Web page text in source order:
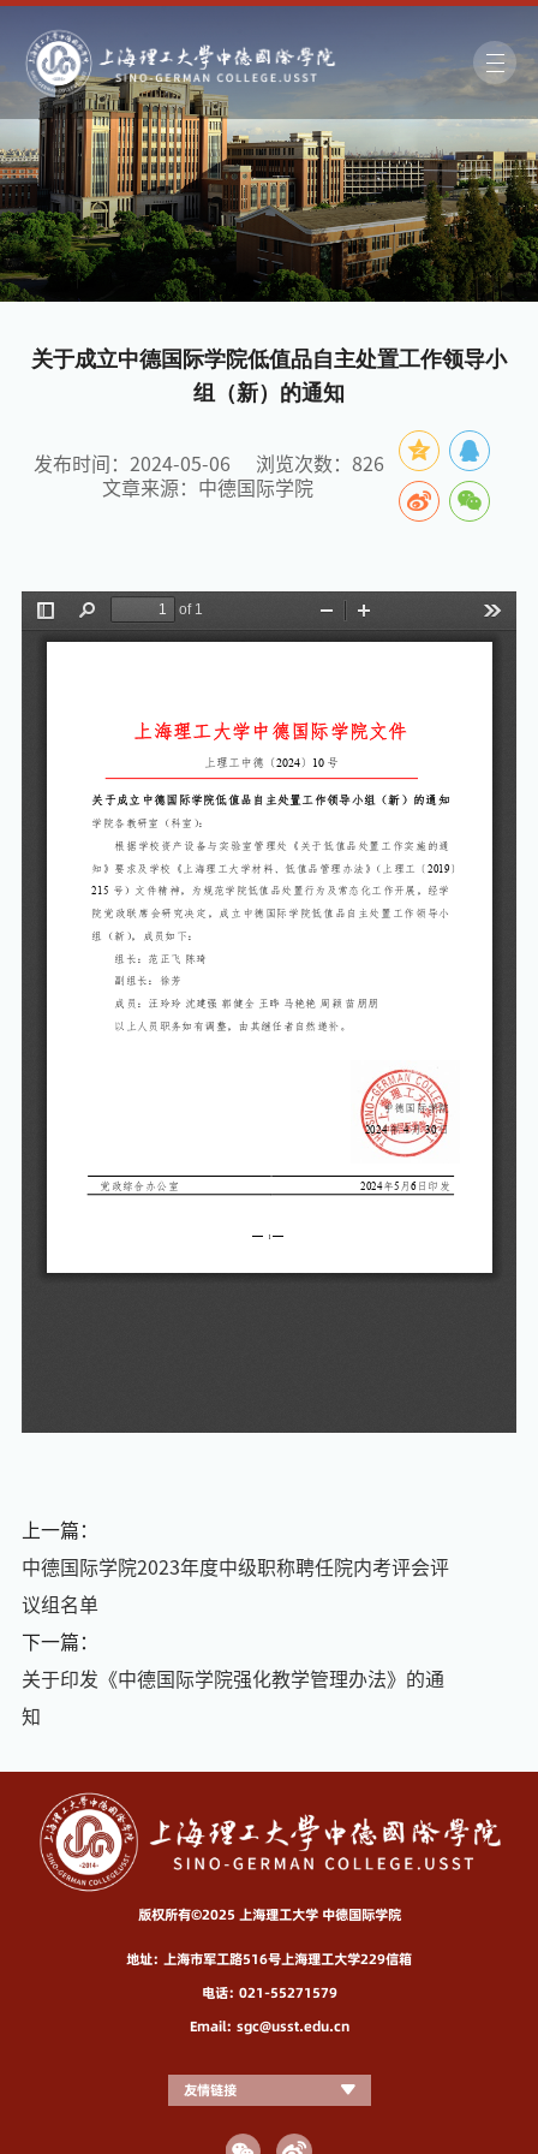
关于成立中德国际学院低值品自主处置工作领导小
组（新）的通知
发布时间：2024-05-06 浏览次数：826
文章来源：中德国际学院
上一篇：
中德国际学院2023年度中级职称聘任院内考评会评
议组名单
下一篇：
关于印发《中德国际学院强化教学管理办法》的通
知
版权所有©2025 上海理工大学 中德国际学院
地址：上海市军工路516号上海理工大学229信箱
电话：021-55271579
Email：sgc@usst.edu.cn
友情链接